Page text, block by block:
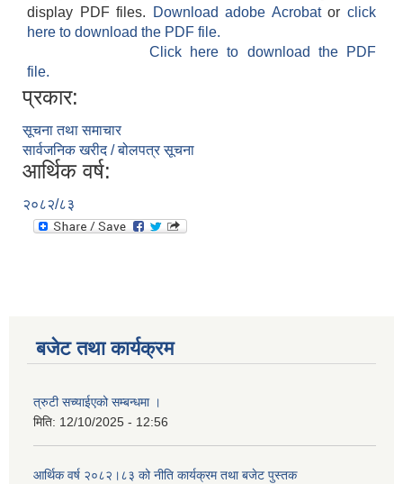
display PDF files.
Download adobe Acrobatorclick
here to download the PDF file.
Click here to download the PDF
file.
प्रकार:
सूचना तथा समाचार
सार्वजनिक खरीद / बोलपत्र सूचना
आर्थिक वर्ष:
२०८२/८३
बजेट तथा कार्यक्रम
त्रुटी सच्याईएको सम्बन्धमा ।
मिति: 12/10/2025 - 12:56
आर्थिक वर्ष २०८२।८३ को नीति कार्यक्रम तथा बजेट पुस्तक